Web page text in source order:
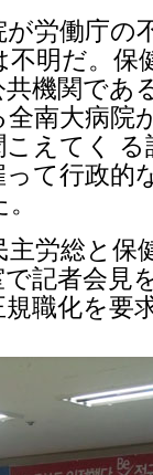
が労働庁の
不明だ。保
機関であ
全南大病院
こえてく
って行政的
主労総と保
記者会見
職化を要